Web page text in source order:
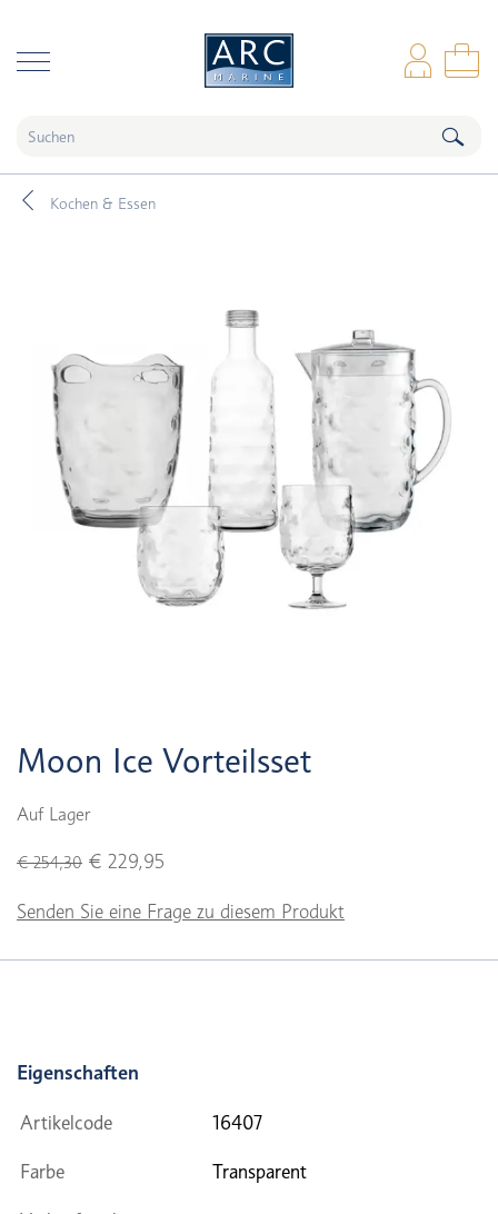
Kochen & Essen
Moon Ice Vorteilsset
Auf Lager
€ 254,30 € 229,95
Senden Sie eine Frage zu diesem Produkt
Eigenschaften
Artikelcode 16407
Farbe Transparent